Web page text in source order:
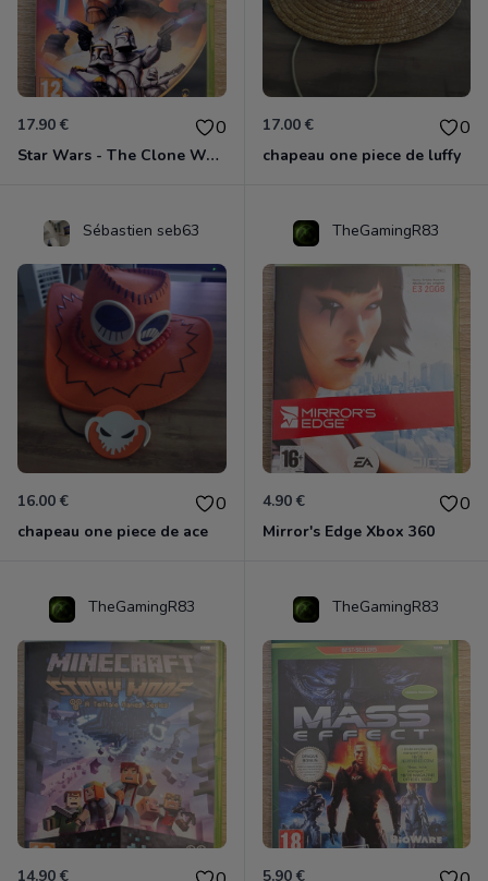
17.90 € 0
Star Wars - The Clone Wars - Les Héros De La République Xbox 360
17.00 € 0
chapeau one piece de luffy
Sébastien seb63
16.00 € 0
chapeau one piece de ace
TheGamingR83
4.90 € 0
Mirror's Edge Xbox 360
TheGamingR83
14.90 €
TheGamingR83
5.90 €